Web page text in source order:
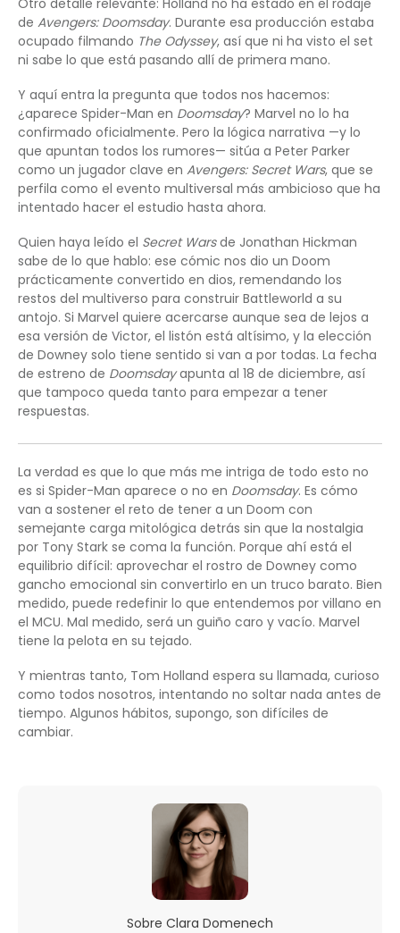
de Avengers: Doomsday. Durante esa producción estaba
ocupado filmando The Odyssey, así que ni ha visto el set
ni sabe lo que está pasando allí de primera mano.
Y aquí entra la pregunta que todos nos hacemos:
¿aparece Spider-Man en Doomsday? Marvel no lo ha
confirmado oficialmente. Pero la lógica narrativa —y lo
que apuntan todos los rumores— sitúa a Peter Parker
como un jugador clave en Avengers: Secret Wars, que se
perfila como el evento multiversal más ambicioso que ha
intentado hacer el estudio hasta ahora.
Quien haya leído el Secret Warsde Jonathan Hickman
sabe de lo que hablo: ese cómic nos dio un Doom
prácticamente convertido en dios, remendando los
restos del multiverso para construir Battleworld a su
antojo. Si Marvel quiere acercarse aunque sea de lejos a
esa versión de Victor, el listón está altísimo, y la elección
de Downey solo tiene sentido si van a por todas. La fecha
de estreno de Doomsdayapunta al 18 de diciembre, así
que tampoco queda tanto para empezar a tener
respuestas.
La verdad es que lo que más me intriga de todo esto no
es si Spider-Man aparece o no en Doomsday. Es cómo
van a sostener el reto de tener a un Doom con
semejante carga mitológica detrás sin que la nostalgia
por Tony Stark se coma la función. Porque ahí está el
equilibrio difícil: aprovechar el rostro de Downey como
gancho emocional sin convertirlo en un truco barato. Bien
medido, puede redefinir lo que entendemos por villano en
el MCU. Mal medido, será un guiño caro y vacío. Marvel
tiene la pelota en su tejado.
Y mientras tanto, Tom Holland espera su llamada, curioso
como todos nosotros, intentando no soltar nada antes de
tiempo. Algunos hábitos, supongo, son difíciles de
cambiar.
Sobre Clara Domenech